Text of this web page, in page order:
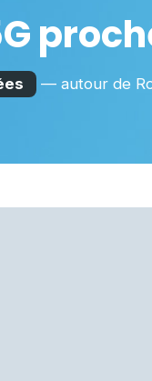
— autour de